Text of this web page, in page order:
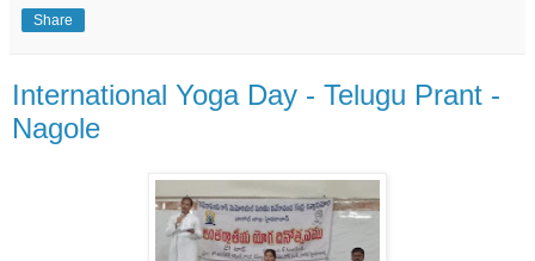
Share
International Yoga Day - Telugu Prant -
Nagole